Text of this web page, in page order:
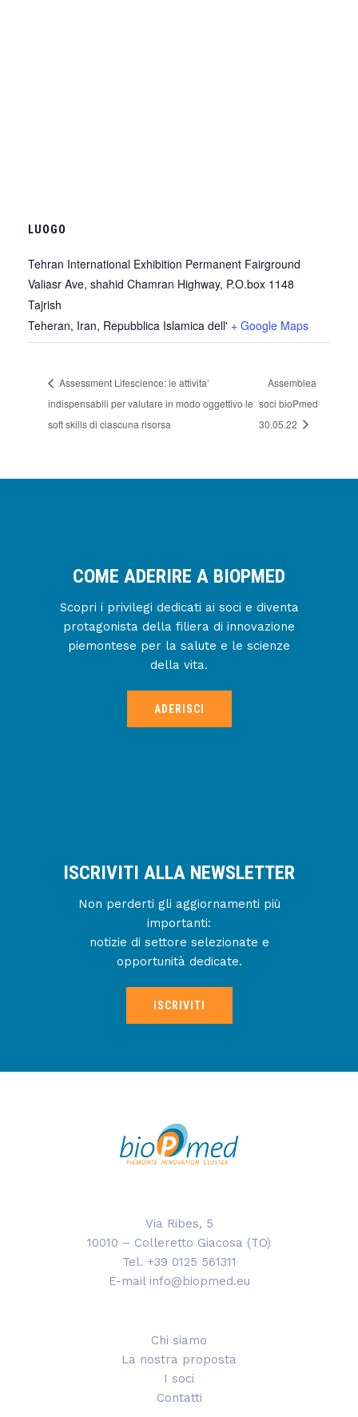
LUOGO
Tehran International Exhibition Permanent Fairground
Valiasr Ave, shahid Chamran Highway, P.O.box 1148
Tajrish
Teheran, Iran, Repubblica Islamica dell' + Google Maps
Assessment Lifescience: le attivita’
indispensabili per valutare in modo oggettivo le
soft skills di ciascuna risorsa
Assemblea
soci bioPmed
30.05.22
COME ADERIRE A BIOPMED
Scopri i privilegi dedicati ai soci e diventa
protagonista della filiera di innovazione
piemontese per la salute e le scienze
della vita.
ADERISCI
ISCRIVITI ALLA NEWSLETTER
Non perderti gli aggiornamenti più
importanti:
notizie di settore selezionate e
opportunità dedicate.
ISCRIVITI
Via Ribes, 5
10010 – Colleretto Giacosa (TO)
Tel. +39 0125 561311
E-mail info@biopmed.eu
Chi siamo
La nostra proposta
I soci
Contatti